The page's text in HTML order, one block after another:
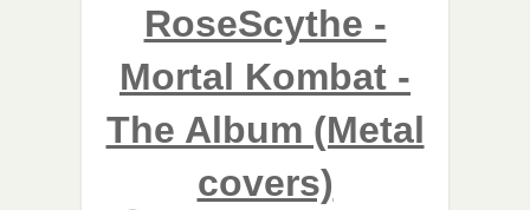
RoseScythe -
Mortal Kombat -
The Album (Metal
covers)